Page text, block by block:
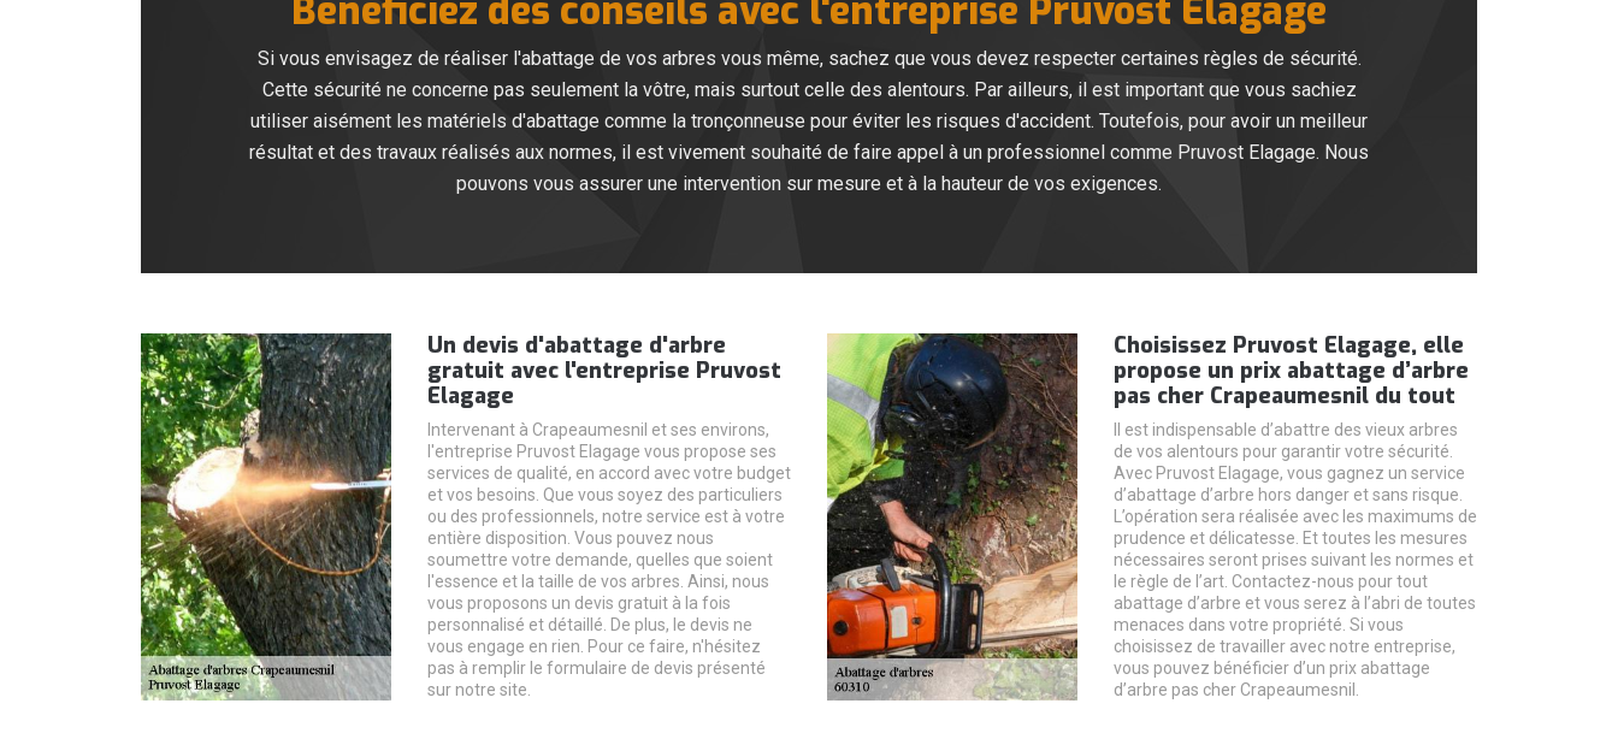
Bénéficiez des conseils avec l'entreprise Pruvost Elagage
Si vous envisagez de réaliser l'abattage de vos arbres vous même, sachez que vous devez respecter certaines règles de sécurité.
Cette sécurité ne concerne pas seulement la vôtre, mais surtout celle des alentours. Par ailleurs, il est important que vous sachiez
utiliser aisément les matériels d'abattage comme la tronçonneuse pour éviter les risques d'accident. Toutefois, pour avoir un meilleur
résultat et des travaux réalisés aux normes, il est vivement souhaité de faire appel à un professionnel comme Pruvost Elagage. Nous
pouvons vous assurer une intervention sur mesure et à la hauteur de vos exigences.
Un devis d'abattage d'arbre
gratuit avec l'entreprise Pruvost
Elagage
Intervenant à Crapeaumesnil et ses environs,
l'entreprise Pruvost Elagage vous propose ses
services de qualité, en accord avec votre budget
et vos besoins. Que vous soyez des particuliers
ou des professionnels, notre service est à votre
entière disposition. Vous pouvez nous
soumettre votre demande, quelles que soient
l'essence et la taille de vos arbres. Ainsi, nous
vous proposons un devis gratuit à la fois
personnalisé et détaillé. De plus, le devis ne
vous engage en rien. Pour ce faire, n'hésitez
pas à remplir le formulaire de devis présenté
sur notre site.
Choisissez Pruvost Elagage, elle
propose un prix abattage d’arbre
pas cher Crapeaumesnil du tout
Il est indispensable d’abattre des vieux arbres
de vos alentours pour garantir votre sécurité.
Avec Pruvost Elagage, vous gagnez un service
d’abattage d’arbre hors danger et sans risque.
L’opération sera réalisée avec les maximums de
prudence et délicatesse. Et toutes les mesures
nécessaires seront prises suivant les normes et
le règle de l’art. Contactez-nous pour tout
abattage d’arbre et vous serez à l’abri de toutes
menaces dans votre propriété. Si vous
choisissez de travailler avec notre entreprise,
vous pouvez bénéficier d’un prix abattage
d’arbre pas cher Crapeaumesnil.